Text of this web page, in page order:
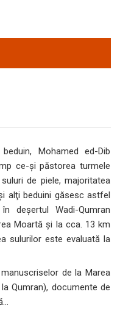
Mohamed ed-Dib
ce-şi păstorea turmele
de piele, majoritatea
alţi beduini găsesc astfel
deşertul Wadi-Qumran
Moartă şi la cca. 13 km
sulurilor este evaluată la
de la Marea
Qumran), documente de